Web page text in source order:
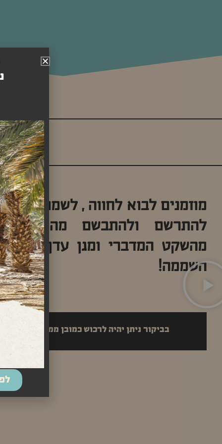
מוזמנים לבוא לחווה , לשמוע את
להתרשם ולהתבשם מהמקום,
מהשקט המדברי ומגן עדן
השממה!
בביקור ניתן יהיה לרכוש כמובן ממוצרי החווה !